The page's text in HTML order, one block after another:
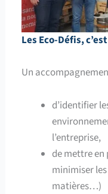
Les Eco-Défis,
Un
d’identifier
l’entreprise,
de mettre en
minimiser
matières…)